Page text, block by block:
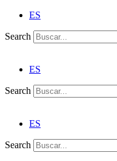
ES
Search
ES
Search
ES
Search